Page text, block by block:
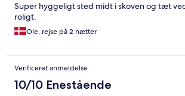
Super hyggeligt sted midt i skoven og tæt
roligt.
Ole, rejse på 2 nætter
Verificeret anmeldelse
10/10 Enestående